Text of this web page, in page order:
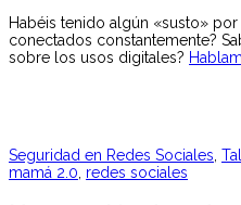
Habéis tenido algún «susto»
conectados constantemente?
sobre los usos digitales?
Seguridad en Redes Sociales
mamá 2.0 redes sociales